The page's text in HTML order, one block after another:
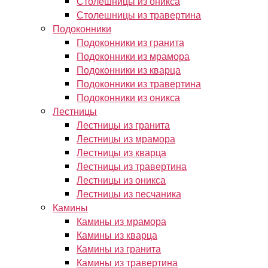
Столешницы из травертина
Подоконники
Подоконники из гранита
Подоконники из мрамора
Подоконники из кварца
Подоконники из травертина
Подоконники из оникса
Лестницы
Лестницы из гранита
Лестницы из мрамора
Лестницы из кварца
Лестницы из травертина
Лестницы из оникса
Лестницы из песчаника
Камины
Камины из мрамора
Камины из кварца
Камины из гранита
Камины из травертина